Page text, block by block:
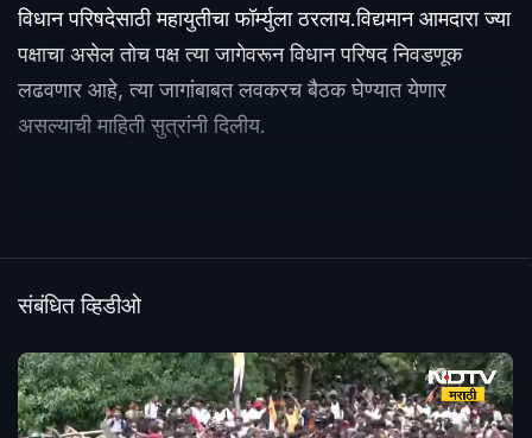
विधान परिषदेसाठी महायुतीचा फॉर्म्युला ठरलाय.विद्यमान आमदारा ज्या
पक्षाचा असेल तोच पक्ष त्या जागेवरून विधान परिषद निवडणूक
लढवणार आहे, त्या जागांबाबत लवकरच बैठक घेण्यात येणार
असल्याची माहिती सुत्रांनी दिलीय.
संबंधित व्हिडीओ